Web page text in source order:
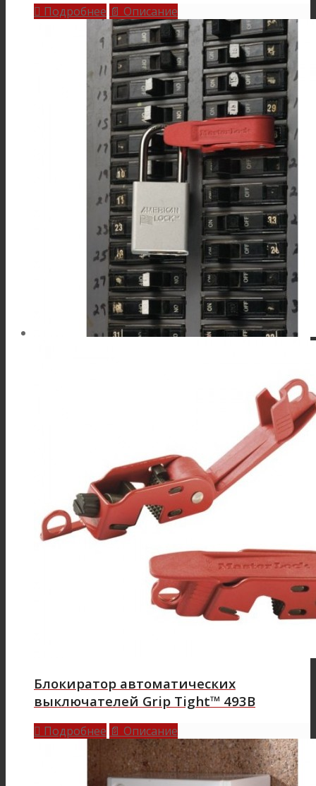
 Подробнее 📄 Описание
Блокиратор автоматических
выключателей Grip Tight™ 493B
 Подробнее 📄 Описание